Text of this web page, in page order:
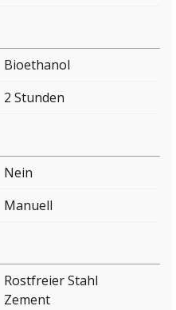
Bioethanol
2 Stunden
Nein
Manuell
Rostfreier Stahl
Zement